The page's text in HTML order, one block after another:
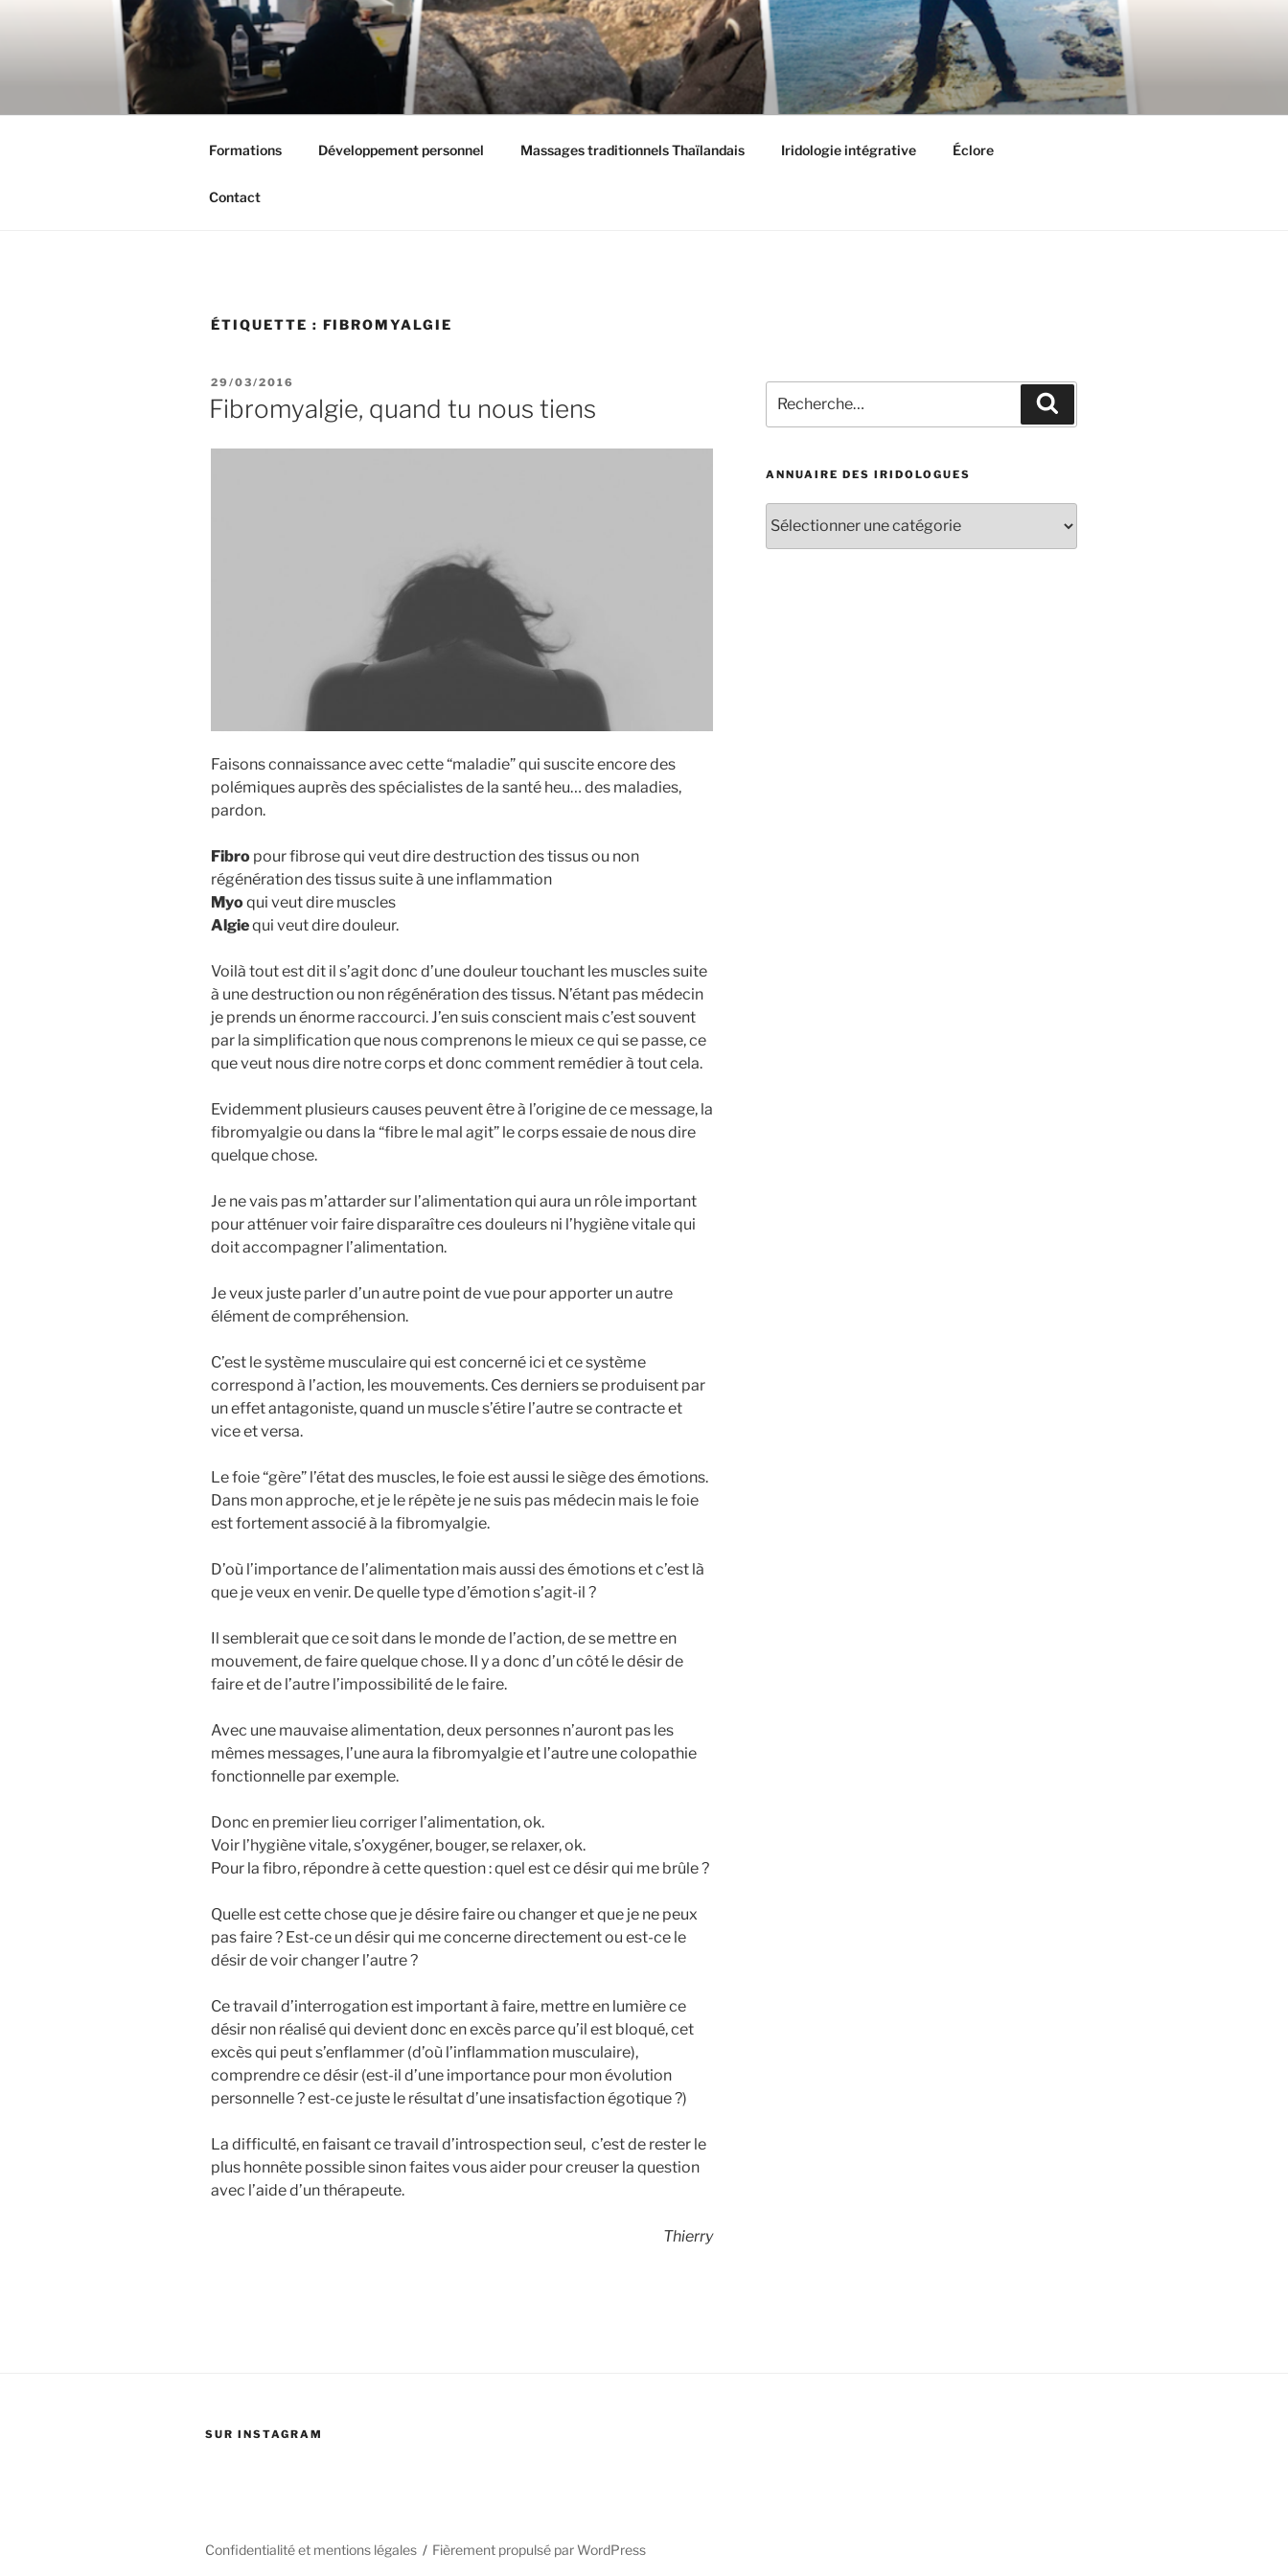
Formations Développement personnel Massages traditionnels Thaïlandais Iridologie intégrative Éclore
Contact
ÉTIQUETTE : FIBROMYALGIE
PUBLIÉ
LE
29/03/2016
Fibromyalgie, quand tu nous tiens
Faisons connaissance avec cette “maladie” qui suscite encore des
polémiques auprès des spécialistes de la santé heu… des maladies,
pardon.
Fibro pour fibrose qui veut dire destruction des tissus ou non
régénération des tissus suite à une inflammation
Myoqui veut dire muscles
Algiequi veut dire douleur.
Voilà tout est dit il s’agit donc d’une douleur touchant les muscles suite
à une destruction ou non régénération des tissus. N’étant pas médecin
je prends un énorme raccourci. J’en suis conscient mais c’est souvent
par la simplification que nous comprenons le mieux ce qui se passe, ce
que veut nous dire notre corps et donc comment remédier à tout cela.
Evidemment plusieurs causes peuvent être à l’origine de ce message, la
fibromyalgie ou dans la “fibre le mal agit” le corps essaie de nous dire
quelque chose.
Je ne vais pas m’attarder sur l’alimentation qui aura un rôle important
pour atténuer voir faire disparaître ces douleurs ni l’hygiène vitale qui
doit accompagner l’alimentation.
Je veux juste parler d’un autre point de vue pour apporter un autre
élément de compréhension.
C’est le système musculaire qui est concerné ici et ce système
correspond à l’action, les mouvements. Ces derniers se produisent par
un effet antagoniste, quand un muscle s’étire l’autre se contracte et
vice et versa.
Le foie “gère” l’état des muscles, le foie est aussi le siège des émotions.
Dans mon approche, et je le répète je ne suis pas médecin mais le foie
est fortement associé à la fibromyalgie.
D’où l’importance de l’alimentation mais aussi des émotions et c’est là
que je veux en venir. De quelle type d’émotion s’agit-il ?
Il semblerait que ce soit dans le monde de l’action, de se mettre en
mouvement, de faire quelque chose. Il y a donc d’un côté le désir de
faire et de l’autre l’impossibilité de le faire.
Avec une mauvaise alimentation, deux personnes n’auront pas les
mêmes messages, l’une aura la fibromyalgie et l’autre une colopathie
fonctionnelle par exemple.
Donc en premier lieu corriger l’alimentation, ok.
Voir l’hygiène vitale, s’oxygéner, bouger, se relaxer, ok.
Pour la fibro, répondre à cette question : quel est ce désir qui me brûle ?
Quelle est cette chose que je désire faire ou changer et que je ne peux
pas faire ? Est-ce un désir qui me concerne directement ou est-ce le
désir de voir changer l’autre ?
Ce travail d’interrogation est important à faire, mettre en lumière ce
désir non réalisé qui devient donc en excès parce qu’il est bloqué, cet
excès qui peut s’enflammer (d’où l’inflammation musculaire),
comprendre ce désir (est-il d’une importance pour mon évolution
personnelle ? est-ce juste le résultat d’une insatisfaction égotique ?)
La difficulté, en faisant ce travail d’introspection seul, c’est de rester le
plus honnête possible sinon faites vous aider pour creuser la question
avec l’aide d’un thérapeute.
Thierry
pour
:
ANNUAIRE DES IRIDOLOGUES
des
iridologues
SUR INSTAGRAM
Confidentialité et mentions légales Fièrement propulsé par WordPress